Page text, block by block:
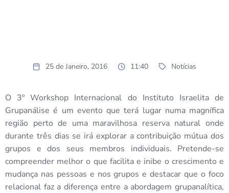
25 de Janeiro, 2016 11:40 Notícias
O 3º Workshop Internacional do Instituto Israelita de
Grupanálise é um evento que terá lugar numa magnífica
região perto de uma maravilhosa reserva natural onde
durante três dias se irá explorar a contribuição mútua dos
grupos e dos seus membros individuais. Pretende-se
compreender melhor o que facilita e inibe o crescimento e
mudança nas pessoas e nos grupos e destacar que o foco
relacional faz a diferença entre a abordagem grupanalítica,